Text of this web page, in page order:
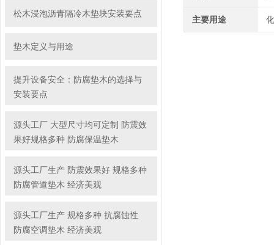
松木浸泡沥青隔冷木垫块安装要点
垫木定义与用途
提升设备安全：防腐垫木的选择与
安装要点
源头工厂 大型尺寸均可定制 防震效
果好规格多种 防腐保温垫木
源头工厂生产 防震效果好 规格多种
防腐管道垫木 经济美观
源头工厂生产 规格多种 抗腐蚀性
防腐空调垫木 经济美观
主要用途